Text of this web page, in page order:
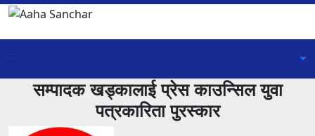
सम्पादक खड्कालाई प्रेस काउन्सिल युवा
पत्रकारिता पुरस्कार